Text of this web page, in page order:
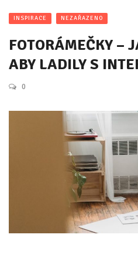
INSPIRACE NEZAŘAZENO
FOTORÁMEČKY –
ABY LADILY S
0